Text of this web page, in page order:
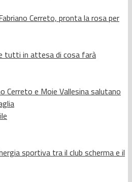
Cerreto, pronta la rosa per
tutti in attesa di cosa farà
Cerreto e Moie Vallesina salutano
sportiva tra il club scherma e il